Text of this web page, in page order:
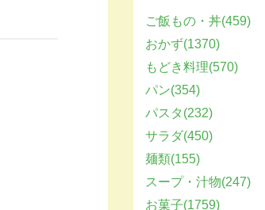
ご飯もの・丼(459)
おかず(1370)
もどき料理(570)
パン(354)
パスタ(232)
サラダ(450)
麺類(155)
スープ・汁物(247)
お菓子(1759)